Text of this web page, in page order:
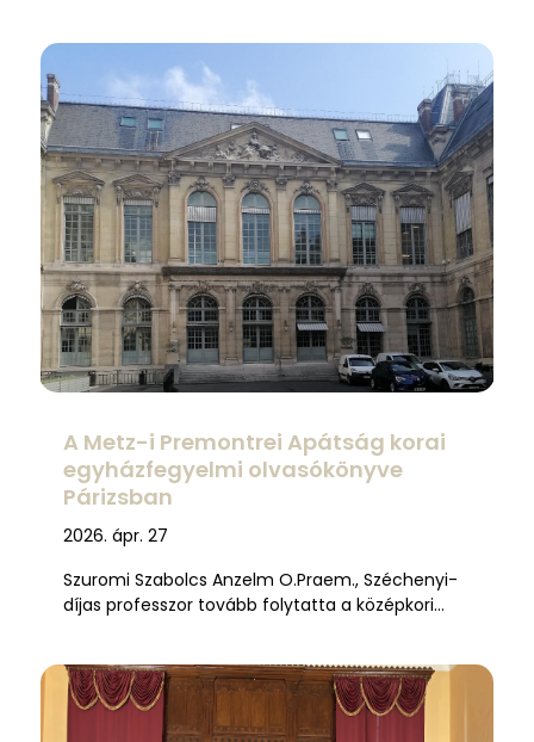
A Metz-i Premontrei Apátság korai
egyházfegyelmi olvasókönyve
Párizsban
2026. ápr. 27
Szuromi Szabolcs Anzelm O.Praem., Széchenyi-
díjas professzor tovább folytatta a középkori…